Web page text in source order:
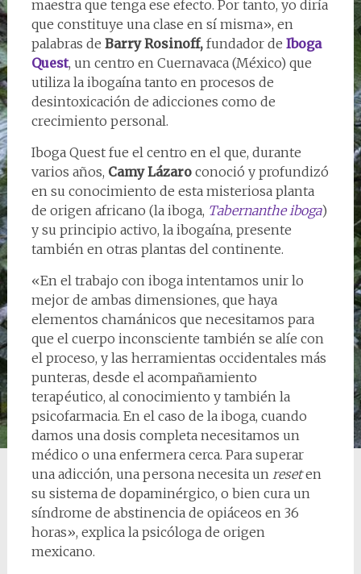
maestra que tenga ese efecto. Por tanto, yo diría
que constituye una clase en sí misma», en
palabras de Barry Rosinoff,fundador de Iboga
Quest, un centro en Cuernavaca (México) que
utiliza la ibogaína tanto en procesos de
desintoxicación de adicciones como de
crecimiento personal.
Iboga Quest fue el centro en el que, durante
varios años, Camy Lázaro conoció y profundizó
en su conocimiento de esta misteriosa planta
de origen africano (la iboga, Tabernanthe iboga)
y su principio activo, la ibogaína, presente
también en otras plantas del continente.
«En el trabajo con iboga intentamos unir lo
mejor de ambas dimensiones, que haya
elementos chamánicos que necesitamos para
que el cuerpo inconsciente también se alíe con
el proceso, y las herramientas occidentales más
punteras, desde el acompañamiento
terapéutico, al conocimiento y también la
psicofarmacia. En el caso de la iboga, cuando
damos una dosis completa necesitamos un
médico o una enfermera cerca. Para superar
una adicción, una persona necesita un reseten
su sistema de dopaminérgico, o bien cura un
síndrome de abstinencia de opiáceos en 36
horas», explica la psicóloga de origen
mexicano.